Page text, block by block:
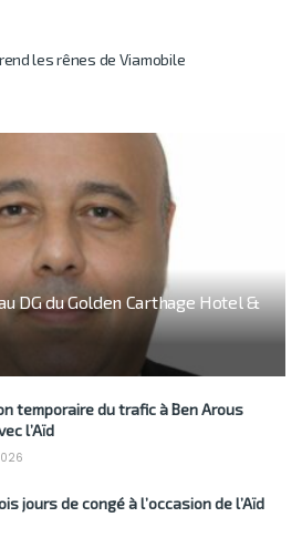
les rênes de Viamobile
DG du Golden Carthage Hotel &
temporaire du trafic à Ben Arous
l’Aïd
jours de congé à l’occasion de l’Aïd